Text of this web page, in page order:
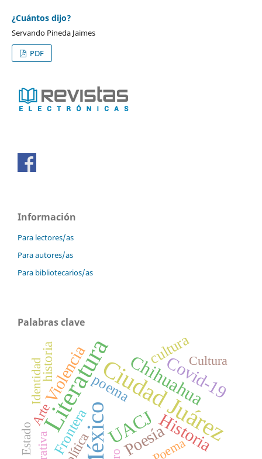
¿Cuántos dijo?
Servando Pineda Jaimes
PDF
Información
Para lectores/as
Para autores/as
Para bibliotecarios/as
Palabras clave
LiteraturaCiudad Juárez
MéxicoUACJ
Chihuahua
Historia
Covid-19
Poesía
Violencia cultura
poema
Frontera
historia Cultura
Poema
Arte
Identidad
Estado